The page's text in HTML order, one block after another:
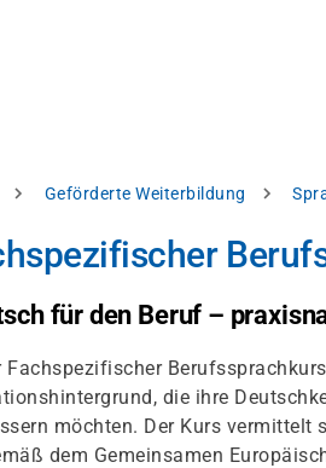
Geförderte Weiterbildung
für den Beruf –
Fachspezifischer
die ihre
möchten. Der Kurs
dem Gemeinsamen